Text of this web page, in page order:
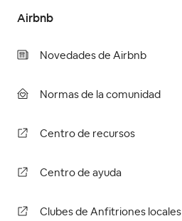
Airbnb
Novedades de Airbnb
Normas de la comunidad
Centro de recursos
Centro de ayuda
Clubes de Anfitriones locales